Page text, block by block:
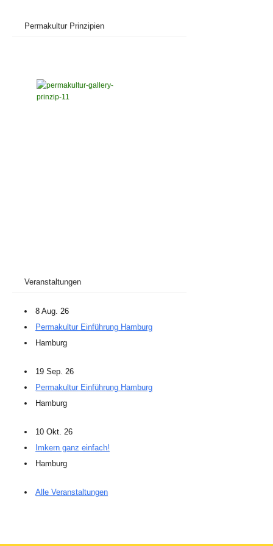
Permakultur Prinzipien
Veranstaltungen
8 Aug. 26
Permakultur Einführung Hamburg
Hamburg
19 Sep. 26
Permakultur Einführung Hamburg
Hamburg
10 Okt. 26
Imkern ganz einfach!
Hamburg
Alle Veranstaltungen